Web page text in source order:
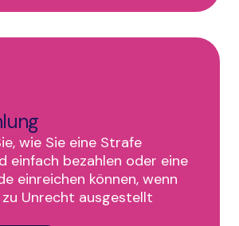
wie Sie eine Strafe
einfach bezahlen oder eine
einreichen können, wenn
Unrecht ausgestellt